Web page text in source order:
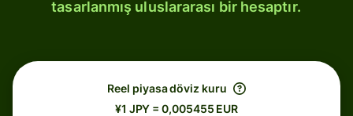
tasarlanmış uluslararası bir hesaptır.
Reel piyasa döviz kuru
¥1 JPY = 0,005455 EUR